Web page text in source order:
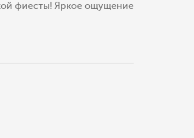
фиесты! Яркое ощущение